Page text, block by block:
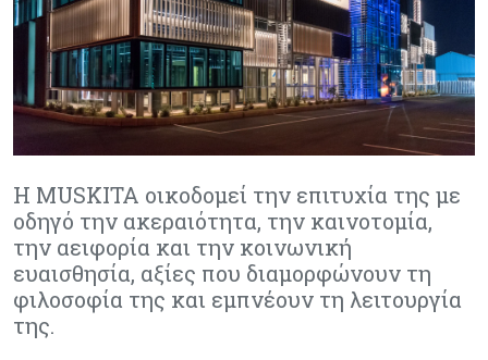
Η MUSKITA οικοδομεί την επιτυχία της με
οδηγό την ακεραιότητα, την καινοτομία,
την αειφορία και την κοινωνική
ευαισθησία, αξίες που διαμορφώνουν τη
φιλοσοφία της και εμπνέουν τη λειτουργία
της.